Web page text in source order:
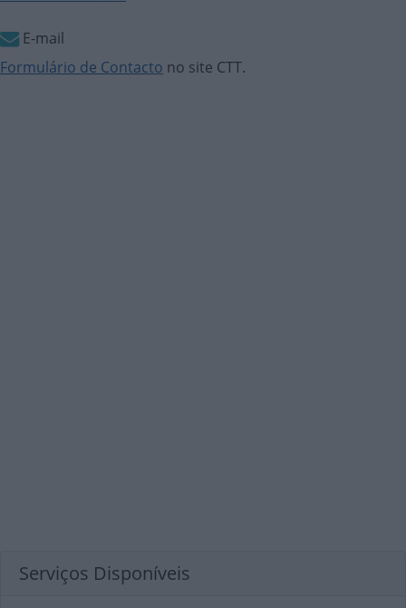
E-mail
Formulário de Contacto no site CTT.
Serviços Disponíveis